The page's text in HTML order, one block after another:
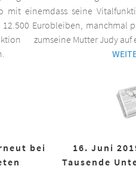
mit einem
Euro
zum
dass seine
bleiben, manchmal
seine Mutter Judy auf
bei
16. Juni
Tausende